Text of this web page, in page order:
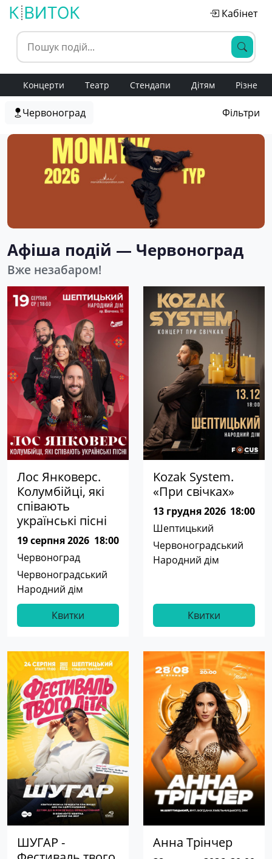
Кабінет
Концерти Театр Стендапи Дітям Різне
Червоноград Фільтри
Афіша подій — Червоноград
Вже незабаром!
Лос Янковерс.
Колумбійці, які
співають
українські пісні
19 серпня 2026 18:00
Червоноград
Червоноградський
Народний дім
Квитки
Kozak System.
«При свічках»
13 грудня 2026 18:00
Шептицький
Червоноградський
Народний дім
Квитки
ШУГАР -
Анна Трінчер